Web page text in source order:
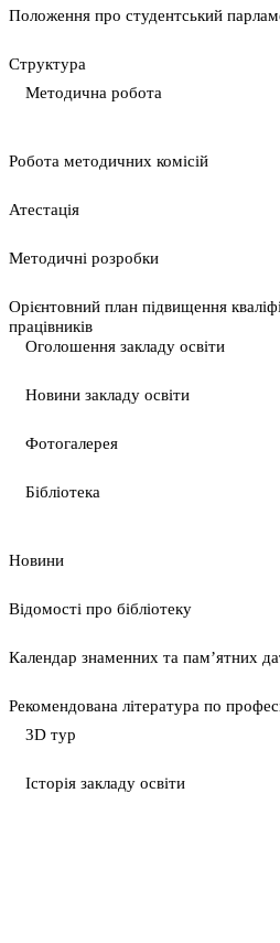
Положення про студентський
Cтруктура
Методична робота
Pобота методичних комісій
Атестація
Методичні розробки
Орієнтовний план підвищення
працівників
Оголошення закладу освіти
Новини закладу освіти
Фотогалерея
Бібліотека
Новини
Відомості про бібліотеку
Календар знаменних та пам’ятних
Рекомендована література по
3D тур
Історія закладу освіти